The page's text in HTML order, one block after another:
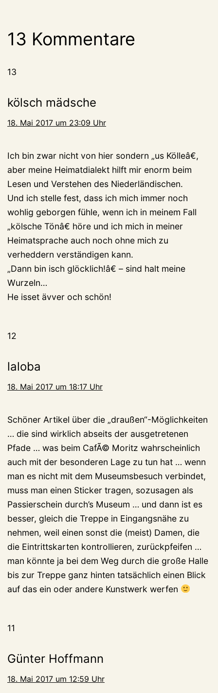
13 Kommentare
13
kölsch mädsche
18. Mai 2017 um 23:09 Uhr
Ich bin zwar nicht von hier sondern „us Kölleâ€,
aber meine Heimatdialekt hilft mir enorm beim
Lesen und Verstehen des Niederländischen.
Und ich stelle fest, dass ich mich immer noch
wohlig geborgen fühle, wenn ich in meinem Fall
„kölsche Tönâ€ höre und ich mich in meiner
Heimatsprache auch noch ohne mich zu
verheddern verständigen kann.
„Dann bin isch glöcklich!â€ – sind halt meine
Wurzeln…
He isset ävver och schön!
12
laloba
18. Mai 2017 um 18:17 Uhr
Schöner Artikel über die „draußen“-Möglichkeiten
… die sind wirklich abseits der ausgetretenen
Pfade … was beim CafÃ© Moritz wahrscheinlich
auch mit der besonderen Lage zu tun hat … wenn
man es nicht mit dem Museumsbesuch verbindet,
muss man einen Sticker tragen, sozusagen als
Passierschein durch’s Museum … und dann ist es
besser, gleich die Treppe in Eingangsnähe zu
nehmen, weil einen sonst die (meist) Damen, die
die Eintrittskarten kontrollieren, zurückpfeifen …
man könnte ja bei dem Weg durch die große Halle
bis zur Treppe ganz hinten tatsächlich einen Blick
auf das ein oder andere Kunstwerk werfen
11
Günter Hoffmann
18. Mai 2017 um 12:59 Uhr